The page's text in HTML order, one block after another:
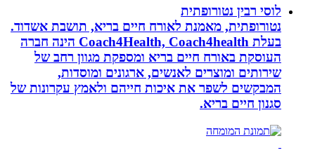
לוסי רבין נטורופתית
נטורופתית, מאמנת לאורח חיים בריא, תושבת אשדוד.
בעלת Coach4Health, Coach4health הינה חברה
העוסקת באורח חיים בריא ומספקת מגוון רחב של
שירותים ומוצרים לאנשים, ארגונים ומוסדות,
המבקשים לשפר את איכות חייהם ולאמץ עקרונות של
סגנון חיים בריא.